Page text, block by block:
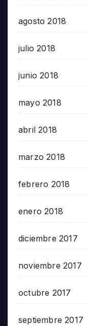
agosto 2018
julio 2018
junio 2018
mayo 2018
abril 2018
marzo 2018
febrero 2018
enero 2018
diciembre 2017
noviembre 2017
octubre 2017
septiembre 2017